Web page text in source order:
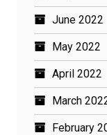
June 2022
May 2022
April 2022
March
February